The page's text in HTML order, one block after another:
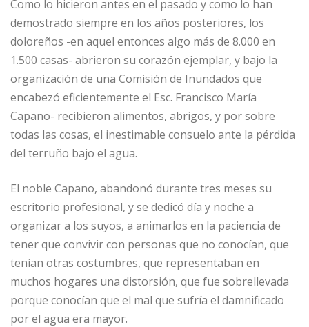
Como lo hicieron antes en el pasado y como lo han
demostrado siempre en los años posteriores, los
doloreños -en aquel entonces algo más de 8.000 en
1.500 casas- abrieron su corazón ejemplar, y bajo la
organización de una Comisión de Inundados que
encabezó eficientemente el Esc. Francisco María
Capano- recibieron alimentos, abrigos, y por sobre
todas las cosas, el inestimable consuelo ante la pérdida
del terruño bajo el agua.
El noble Capano, abandonó durante tres meses su
escritorio profesional, y se dedicó día y noche a
organizar a los suyos, a animarlos en la paciencia de
tener que convivir con personas que no conocían, que
tenían otras costumbres, que representaban en
muchos hogares una distorsión, que fue sobrellevada
porque conocían que el mal que sufría el damnificado
por el agua era mayor.